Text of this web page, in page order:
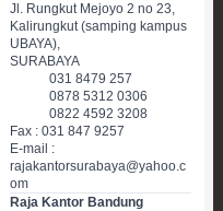
Jl. Rungkut Mejoyo 2 no 23,
Kalirungkut (samping kampus
UBAYA),
SURABAYA
031 8479 257
0878 5312 0306
0822 4592 3208
Fax : 031 847 9257
E-mail :
rajakantorsurabaya@yahoo.c
om
Raja Kantor Bandung